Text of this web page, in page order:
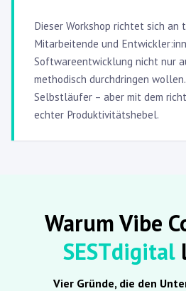
Dieser Workshop richtet sich an
Mitarbeitende und
Softwareentwicklung nicht nur
methodisch durchdringen
Selbstläufer – aber mit dem
echter Produktivitätshebel.
Warum Vibe
SESTdigital
Vier Gründe, die den